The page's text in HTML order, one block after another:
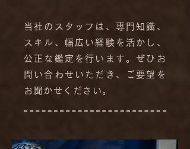
当社のスタッフは、専門知識、
スキル、幅広い経験を活かし、
公正な鑑定を行います。ぜひお
問い合わせいただき、ご要望を
お聞かせください。